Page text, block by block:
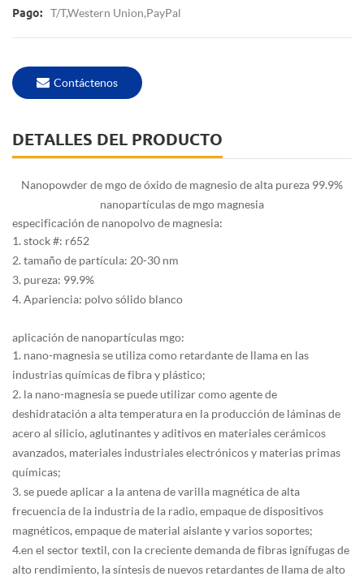
Pago: T/T,Western Union,PayPal
Contáctenos
DETALLES DEL PRODUCTO
Nanopowder de mgo de óxido de magnesio de alta pureza 99.9%
nanopartículas de mgo magnesia
especificación de nanopolvo de magnesia:
1. stock #: r652
2. tamaño de partícula: 20-30 nm
3. pureza: 99.9%
4. Apariencia: polvo sólido blanco
aplicación de nanopartículas mgo:
1. nano-magnesia se utiliza como retardante de llama en las
industrias químicas de fibra y plástico;
2. la nano-magnesia se puede utilizar como agente de
deshidratación a alta temperatura en la producción de láminas de
acero al silicio, aglutinantes y aditivos en materiales cerámicos
avanzados, materiales industriales electrónicos y materias primas
químicas;
3. se puede aplicar a la antena de varilla magnética de alta
frecuencia de la industria de la radio, empaque de dispositivos
magnéticos, empaque de material aislante y varios soportes;
4.en el sector textil, con la creciente demanda de fibras ignífugas de
alto rendimiento, la síntesis de nuevos retardantes de llama de alto